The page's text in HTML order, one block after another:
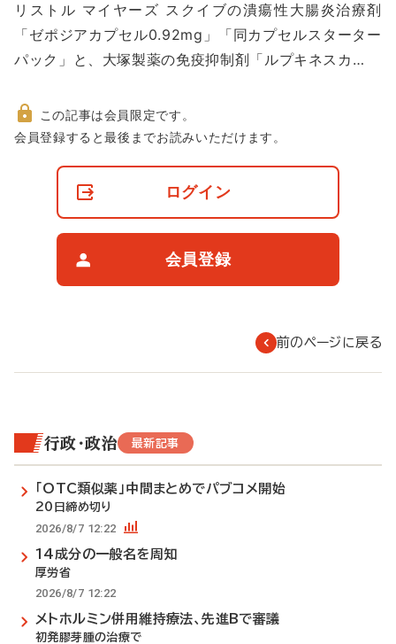
リストル マイヤーズ スクイブの潰瘍性大腸炎治療剤
「ゼポジアカプセル0.92mg」「同カプセルスターター
パック」と、大塚製薬の免疫抑制剤「ルプキネスカ…
非
この記事は会員限定です。
会員登録すると最後までお読みいただけます。
ログイン
会員登録
前のページに戻る
行政・政治 最新記事
「OTC類似薬」中間まとめでパブコメ開始
20日締め切り
2026/8/7 12:22
14成分の一般名を周知
厚労省
2026/8/7 12:22
メトホルミン併用維持療法、先進Bで審議
初発膠芽腫の治療で